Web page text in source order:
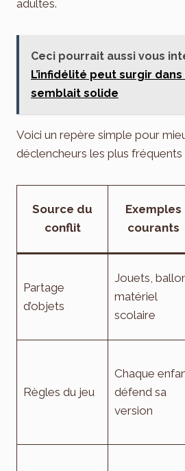
adultes.
Ceci pourrait aussi vous
L’infidélité peut surgir
semblait solide
Voici un repère simple pour
déclencheurs les plus fréquents
Source du
conflit
Exemples
courants
Partage
d’objets
Jouets,
matériel
scolaire
Règles du jeu
Chaque
défend sa
version